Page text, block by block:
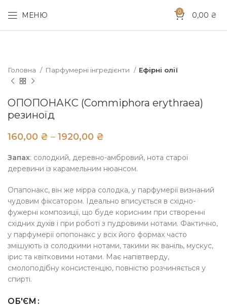
МЕНЮ 0 0,00 ₴
Головна Парфумерні інгредієнти Ефірні олії
ОПОПОНАКС (Commiphora erythraea)
резиноїд
₴ ₴
Запах: солодкий, деревно-амбровий, нота старої
деревини із карамельним нюансом.
Опапонакс, він же мірра солодка, у парфумерії визнаний
чудовим фіксатором. Ідеально вписується в східно-
фужерні композиції, що буде корисним при створенні
східних духів і при роботі з пудровими нотами. Фактично,
у парфумерії опопонакс у всіх його формах часто
змішують із солодкими нотами, такими як ваніль, мускус,
ірис та квітковими нотами. Має напівтверду,
смолоподібну консистенцію, повністю розчиняється у
спирті.
ОБ'ЄМ